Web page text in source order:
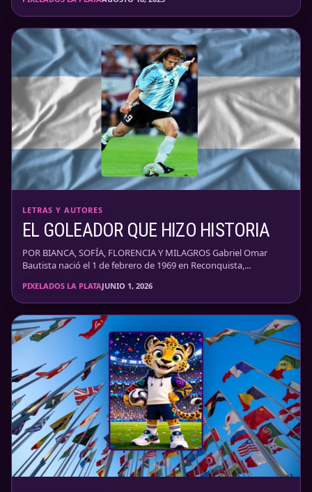
LETRAS Y AUTORES
EL GOLEADOR QUE HIZO HISTORIA
POR BIANCA, SOFÍA, FLORENCIA Y MILAGROS Gabriel Omar
Bautista nació el 1 de febrero de 1969 en Reconquista,...
PIXELADOS LA PLATAJUNIO 1, 2026